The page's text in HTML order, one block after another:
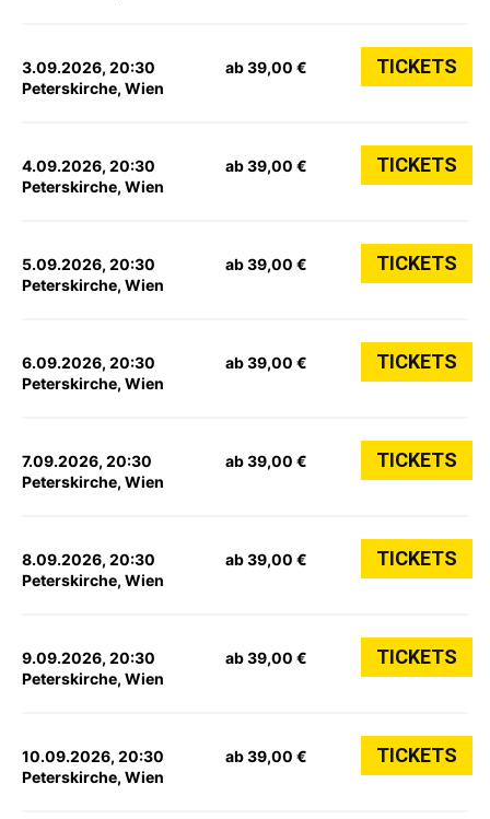
3.09.2026, 20:30
Peterskirche, Wien
ab 39,00 € TICKETS
4.09.2026, 20:30
Peterskirche, Wien
ab 39,00 € TICKETS
5.09.2026, 20:30
Peterskirche, Wien
ab 39,00 € TICKETS
6.09.2026, 20:30
Peterskirche, Wien
ab 39,00 € TICKETS
7.09.2026, 20:30
Peterskirche, Wien
ab 39,00 € TICKETS
8.09.2026, 20:30
Peterskirche, Wien
ab 39,00 € TICKETS
9.09.2026, 20:30
Peterskirche, Wien
ab 39,00 € TICKETS
10.09.2026, 20:30
Peterskirche, Wien
ab 39,00 € TICKETS